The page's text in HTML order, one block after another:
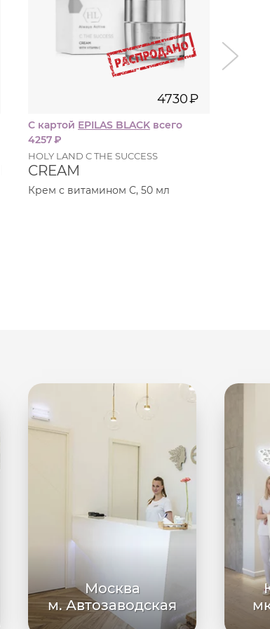
i
4730₽
С картой EPILAS BLACK всего
4257₽
HOLY LAND C THE SUCCESS
CREAM
Крем с витамином С, 50 мл